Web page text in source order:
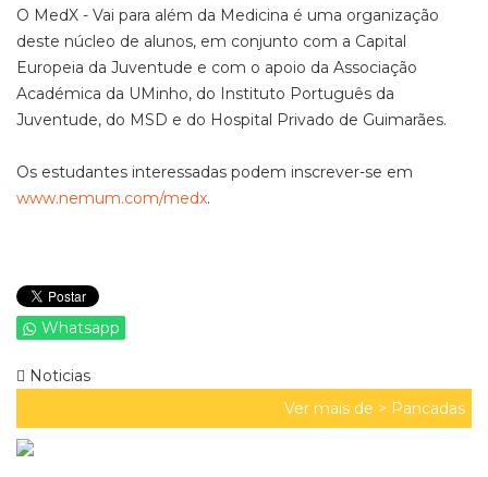
O MedX - Vai para além da Medicina é uma organização
deste núcleo de alunos, em conjunto com a Capital
Europeia da Juventude e com o apoio da Associação
Académica da UMinho, do Instituto Português da
Juventude, do MSD e do Hospital Privado de Guimarães.
Os estudantes interessadas podem inscrever-se em
www.nemum.com/medx.
Whatsapp
Noticias
Ver mais de > Pancadas